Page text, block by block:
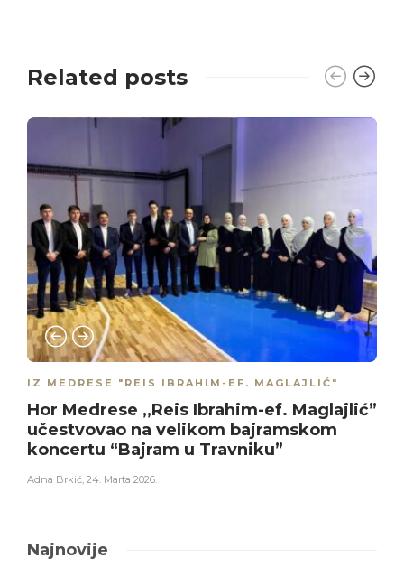
Related posts
IZ MEDRESE "REIS IBRAHIM-EF. MAGLAJLIĆ"
Hor Medrese ,,Reis Ibrahim-ef. Maglajlić”
učestvovao na velikom bajramskom
koncertu “Bajram u Travniku”
Adna Brkić, 24. Marta 2026.
Najnovije